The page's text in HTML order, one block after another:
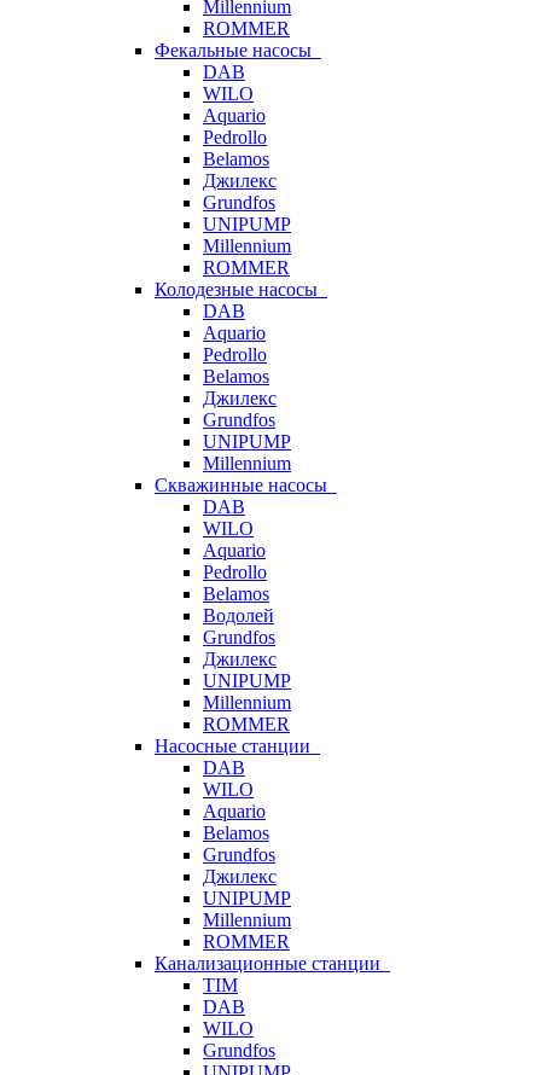
Millennium
ROMMER
Фекальные насосы
DAB
WILO
Aquario
Pedrollo
Belamos
Джилекс
Grundfos
UNIPUMP
Millennium
ROMMER
Колодезные насосы
DAB
Aquario
Pedrollo
Belamos
Джилекс
Grundfos
UNIPUMP
Millennium
Скважинные насосы
DAB
WILO
Aquario
Pedrollo
Belamos
Водолей
Grundfos
Джилекс
UNIPUMP
Millennium
ROMMER
Насосные станции
DAB
WILO
Aquario
Belamos
Grundfos
Джилекс
UNIPUMP
Millennium
ROMMER
Канализационные станции
TIM
DAB
WILO
Grundfos